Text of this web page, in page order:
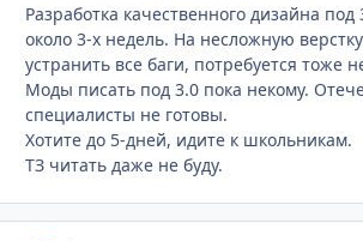
Разработка качественного дизайна
около 3-х недель. На несложную
устранить все баги, потребуется тоже
Моды писать под 3.0 пока некому.
специалисты не готовы.
Хотите до 5-дней, идите к школьникам.
ТЗ читать даже не буду.